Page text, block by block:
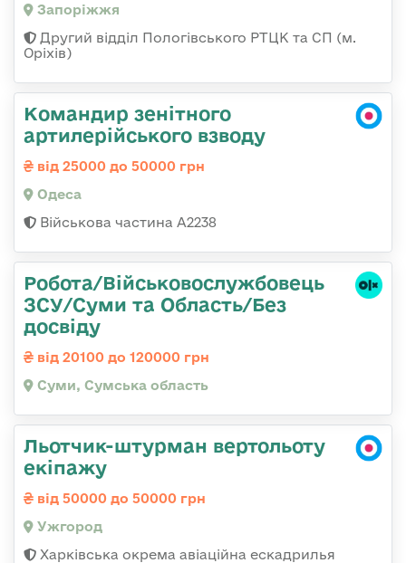
Запоріжжя
Другий відділ Пологівського РТЦК та СП (м.
Оріхів)
Командир зенітного
артилерійського взводу
від 25000 до 50000 грн
Одеса
Військова частина А2238
Робота/Військовослужбовець
ЗСУ/Суми та Область/Без
досвіду
від 20100 до 120000 грн
Суми, Сумська область
Льотчик-штурман вертольоту
екіпажу
від 50000 до 50000 грн
Ужгород
Харківська окрема авіаційна ескадрилья